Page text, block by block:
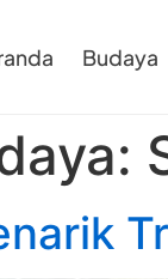
Budaya